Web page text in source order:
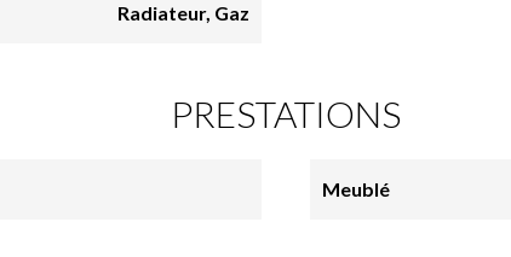
Radiateur, Gaz
PRESTATIONS
Meublé